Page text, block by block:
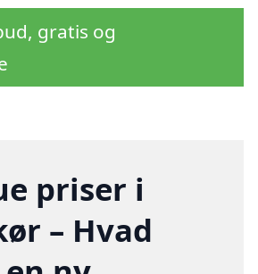
gratis og
priser i
– Hvad